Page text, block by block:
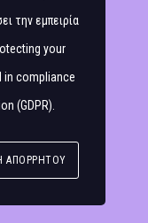
την εμπειρία
your
in compliance
(GDPR)
ΑΠΟΡΡΉΤΟΥ